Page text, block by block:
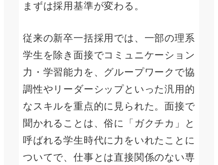
まずは採用基準が変わる。
従来の新卒一括採用では、一部の理系
学生を除き面接でコミュニケーション
力・学習能力を、グループワークで協
調性やリーダーシップといった汎用的
なスキルを重点的に見られた。面接で
聞かれることは、俗に「ガクチカ」と
呼ばれる学生時代に力をいれたことに
ついてで、仕事とは直接関係のない専